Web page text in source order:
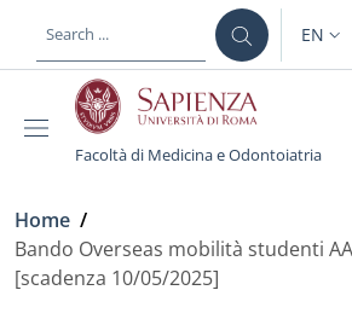
EN
Facoltà di Medicina e Odontoiatria
Breadcrumb
Home /
Bando Overseas mobilità studenti
[scadenza 10/05/2025]